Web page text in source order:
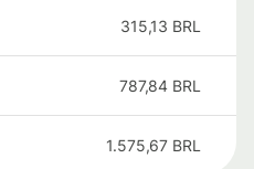
315,13 BRL
787,84 BRL
1.575,67 BRL